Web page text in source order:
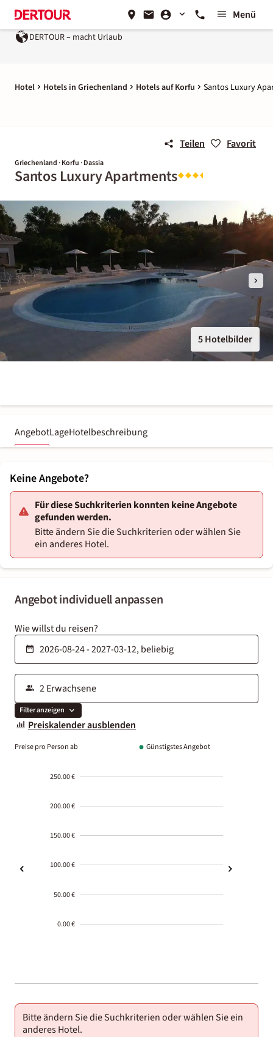
Menü
DERTOUR – macht Urlaub
Hotel Hotels in Griechenland Hotels auf Korfu Santos Luxury
Teilen Favorit
Griechenland · Korfu · Dassia
Santos Luxury Apartments
5 Hotelbilder
AngebotLageHotelbeschreibung
Angebot individuell anpassen
Wie willst du reisen?
Filter anzeigen
Preiskalender ausblenden
Preise pro Person ab Günstigstes Angebot
250.00 €
200.00 €
150.00 €
100.00 €
50.00 €
0.00 €
01-02
Bitte ändern Sie die Suchkriterien oder wählen Sie ein
anderes Hotel.
Keine Angebote?
Für diese Suchkriterien konnten keine Angebote
gefunden werden.
Bitte ändern Sie die Suchkriterien oder wählen Sie
ein anderes Hotel.